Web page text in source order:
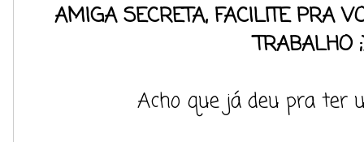
AMIGA SECRETA, FACILITE PRA
TRABALHO
Acho que já deu pra ter